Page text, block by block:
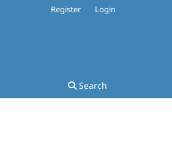
Search
Register Login